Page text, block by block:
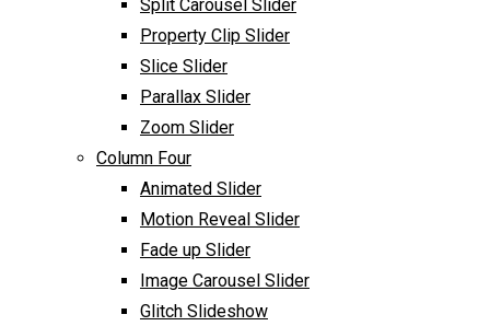
Split Carousel Slider
Property Clip Slider
Slice Slider
Parallax Slider
Zoom Slider
Column Four
Animated Slider
Motion Reveal Slider
Fade up Slider
Image Carousel Slider
Glitch Slideshow